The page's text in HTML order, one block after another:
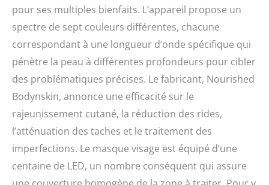
pour ses multiples bienfaits. L’appareil propose un
spectre de sept couleurs différentes, chacune
correspondant à une longueur d’onde spécifique qui
pénètre la peau à différentes profondeurs pour cibler
des problématiques précises. Le fabricant, Nourished
Bodynskin, annonce une efficacité sur le
rajeunissement cutané, la réduction des rides,
l’atténuation des taches et le traitement des
imperfections. Le masque visage est équipé d’une
centaine de LED, un nombre conséquent qui assure